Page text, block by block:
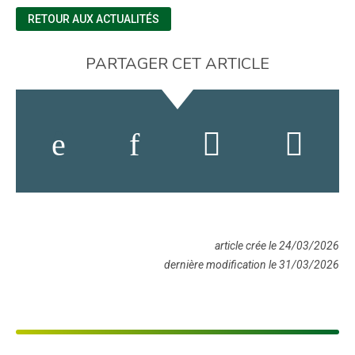
RETOUR AUX ACTUALITÉS
PARTAGER CET ARTICLE
article crée le 24/03/2026
dernière modification le 31/03/2026